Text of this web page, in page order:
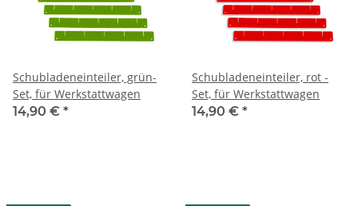
Schubladeneinteiler, grün-
Set, für Werkstattwagen
14,90 € *
Schubladeneinteiler, rot -
Set, für Werkstattwagen
14,90 € *